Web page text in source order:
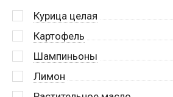
Курица целая
Картофель
Шампиньоны
Лимон